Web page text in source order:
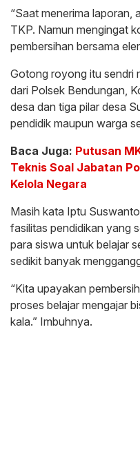
“Saat menerima laporan,
TKP. Namun mengingat
pembersihan bersama
Gotong royong itu sendri
dari Polsek Bendungan,
desa dan tiga pilar desa
pendidik maupun warga
Baca Juga: Putusan
Teknis Soal Jabatan
Kelola Negara
Masih kata Iptu
fasilitas pendidikan yang
para siswa untuk belajar
sedikit banyak
“Kita upayakan
proses belajar mengajar
kala.” Imbuhnya.